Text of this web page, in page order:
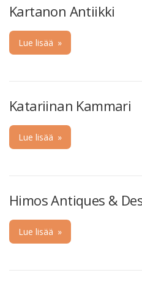
Kartanon Antiikki
Lue lisää »
Katariinan Kammari
Lue lisää »
Himos Antiques &
Lue lisää »